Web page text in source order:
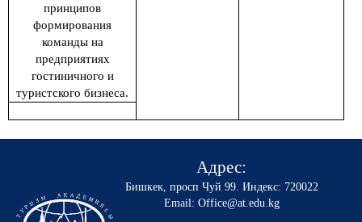
принципов
формирования
команды на
предприятиях
гостиничного и
туристского бизнеса.
Адрес:
Бишкек, просп Чуй 99. Индекс: 720022
Email: Office@at.edu.kg